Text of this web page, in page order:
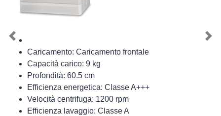
Caricamento: Caricamento frontale
Capacità carico: 9 kg
Profondità: 60.5 cm
Efficienza energetica: Classe A+++
Velocità centrifuga: 1200 rpm
Efficienza lavaggio: Classe A
Previous